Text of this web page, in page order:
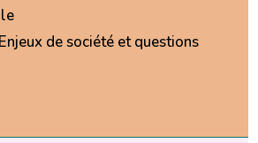
Enjeux de société et questions